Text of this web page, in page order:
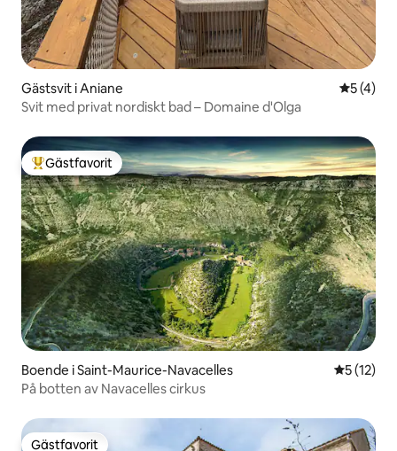
Gästsvit i Aniane 5 av 5 i
5 (4)
Svit med privat nordiskt bad – Domaine d'Olga
Populär gästfavorit
Gästfavorit
Boende i Saint-Maurice-Navacelles 5 av 5 i
5 (12)
På botten av Navacelles cirkus
Gästfavorit